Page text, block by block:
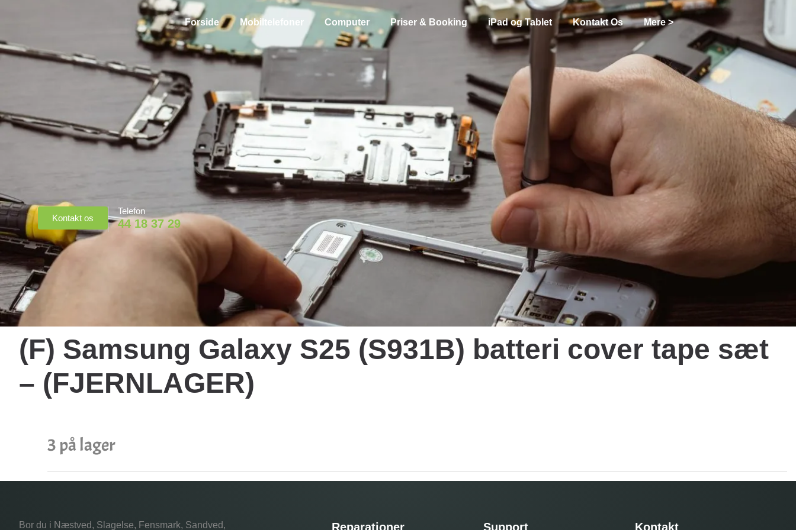
Forside Mobiltelefoner Computer Priser & Booking iPad og Tablet Kontakt Os Mere >
Kontakt os
Telefon
44 18 37 29
(F) Samsung Galaxy S25 (S931B) batteri cover tape sæt
– (FJERNLAGER)
3 på lager
Bor du i Næstved, Slagelse, Fensmark, Sandved, Reparationer Support Kontakt